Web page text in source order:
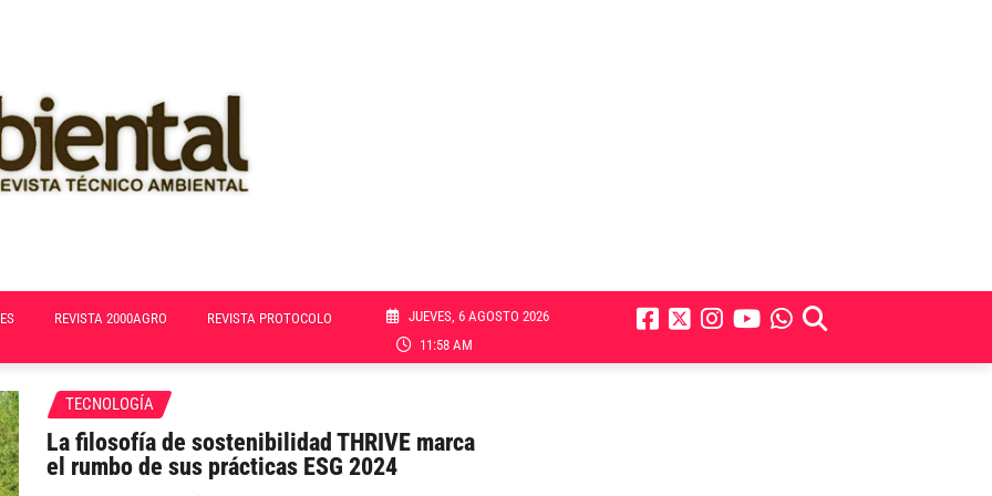
REVISTA 2000AGRO REVISTA PROTOCOLO
JUEVES, 6 AGOSTO 2026
11:58 AM
TECNOLOGÍA
La filosofía de sostenibilidad THRIVE marca
el rumbo de sus prácticas ESG 2024